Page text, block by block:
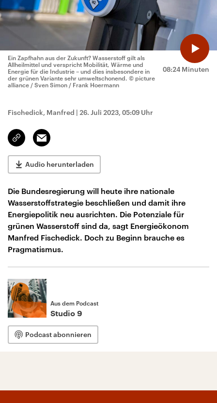
08:24 Minuten
Ein Zapfhahn aus der Zukunft? Wasserstoff gilt als
Allheilmittel und verspricht Mobilität, Wärme und
Energie für die Industrie – und dies insbesondere in
der grünen Variante sehr umweltschonend. © picture
alliance / Sven Simon / Frank Hoermann
Fischedick, Manfred | 26. Juli 2023, 05:09 Uhr
Link
kopieren/teilen
Email
Audio herunterladen
Die Bundesregierung will heute ihre nationale
Wasserstoffstrategie beschließen und damit ihre
Energiepolitik neu ausrichten. Die Potenziale für
grünen Wasserstoff sind da, sagt Energieökonom
Manfred Fischedick. Doch zu Beginn brauche es
Pragmatismus.
Aus dem Podcast
Studio 9
Podcast abonnieren